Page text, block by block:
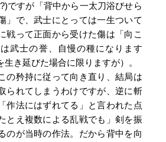
ですが「背中から一太刀浴びせら
」で、武士にとっては一生ついて
戦って正面から受けた傷は「向こ
武士の誉、自慢の種になります
生き延びた場合に限りますが）。
の矜持に従って向き直り、結局は
られてしまうわけですが、逆に斬
作法にはずれてる」と言われた点
とえ複数による乱戦でも」剣を振
のが当時の作法。だから背中を向